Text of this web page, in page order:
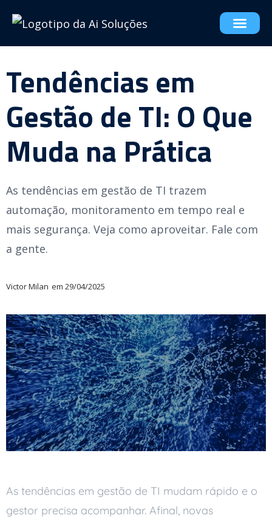
Tendências em
Gestão de TI: O Que
Muda na Prática
As tendências em gestão de TI trazem
automação, monitoramento em tempo real e
mais segurança. Veja como aproveitar. Fale com
a gente.
Victor Milan em 29/04/2025
As tendências em gestão de TI mudam rápido e o
gestor precisa acompanhar. Afinal, novas